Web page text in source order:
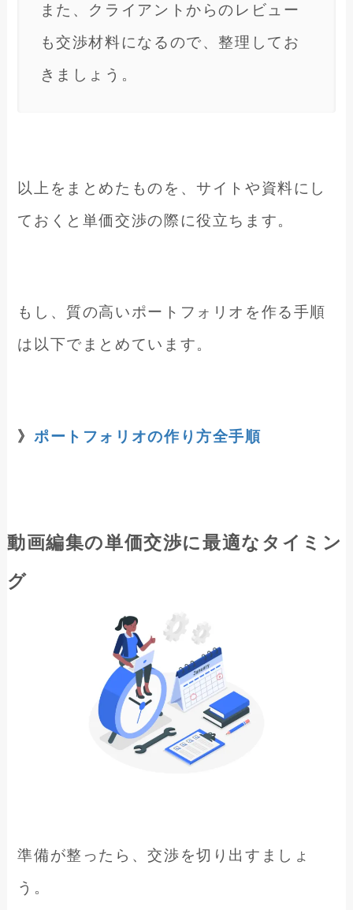
また、クライアントからのレビュー
も交渉材料になるので、整理してお
きましょう。
以上をまとめたものを、サイトや資料にし
ておくと単価交渉の際に役立ちます。
もし、質の高いポートフォリオを作る手順
は以下でまとめています。
》ポートフォリオの作り方全手順
動画編集の単価交渉に最適なタイミン
グ
準備が整ったら、交渉を切り出すましょ
う。